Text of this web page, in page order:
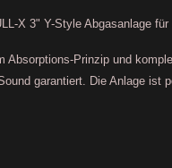
X 3" Y-Style Abgasanlage
Absorptions-Prinzip und
garantiert. Die Anlage ist